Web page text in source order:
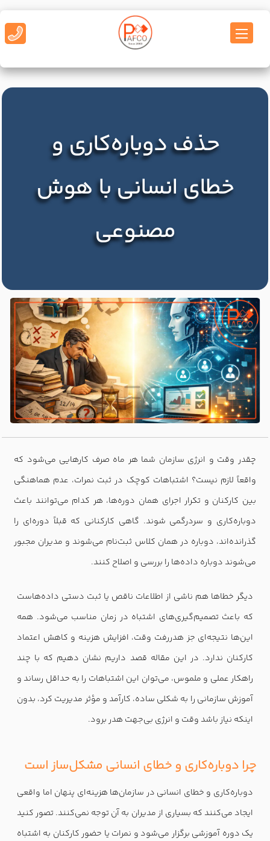
حذف دوباره‌کاری و
خطای انسانی با هوش
مصنوعی
چقدر وقت و انرژی سازمان شما هر ماه صرف کارهایی می‌شود که
واقعاً لازم نیست؟ اشتباهات کوچک در ثبت نمرات، عدم هماهنگی
بین کارکنان و تکرار اجرای همان دوره‌ها، هر کدام می‌توانند باعث
دوباره‌کاری و سردرگمی شوند. گاهی کارکنانی که قبلاً دوره‌ای را
گذرانده‌اند، دوباره در همان کلاس ثبت‌نام می‌شوند و مدیران مجبور
می‌شوند دوباره داده‌ها را بررسی و اصلاح کنند.
دیگر خطاها هم ناشی از اطلاعات ناقص یا ثبت دستی داده‌هاست
که باعث تصمیم‌گیری‌های اشتباه در زمان مناسب می‌شود. همه
این‌ها نتیجه‌ای جز هدررفت وقت، افزایش هزینه و کاهش اعتماد
کارکنان ندارد. در این مقاله قصد داریم نشان دهیم که با چند
راهکار عملی و ملموس، می‌توان این اشتباهات را به حداقل رساند و
آموزش سازمانی را به شکلی ساده، کارآمد و مؤثر مدیریت کرد، بدون
اینکه نیاز باشد وقت و انرژی بی‌جهت هدر برود.
چرا دوباره‌کاری و خطای انسانی مشکل‌ساز است
دوباره‌کاری و خطای انسانی در سازمان‌ها هزینه‌ای پنهان اما واقعی
ایجاد می‌کنند که بسیاری از مدیران به آن توجه نمی‌کنند. تصور کنید
یک دوره آموزشی برگزار می‌شود و نمرات یا حضور کارکنان به اشتباه